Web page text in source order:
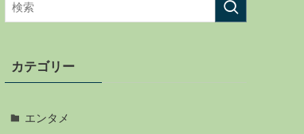
カテゴリー
エンタメ